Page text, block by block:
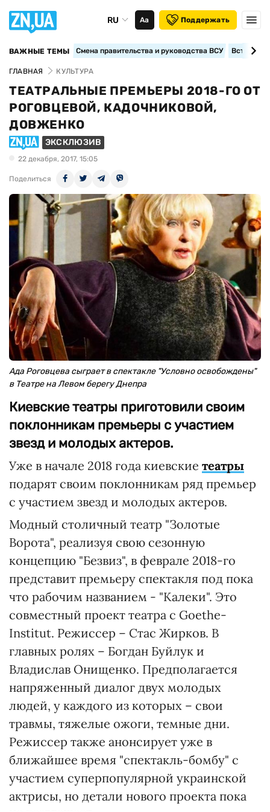
RU Аа Поддержать
ВАЖНЫЕ ТЕМЫ Смена правительства и руководства ВСУ
ГЛАВНАЯ КУЛЬТУРА
ТЕАТРАЛЬНЫЕ ПРЕМЬЕРЫ 2018-ГО ОТ
РОГОВЦЕВОЙ, КАДОЧНИКОВОЙ,
ДОВЖЕНКО
ЭКСКЛЮЗИВ
22 декабря, 2017, 15:05
Поделиться
Ада Роговцева сыграет в спектакле "Условно освобождены"
в Театре на Левом берегу Днепра
Киевские театры приготовили своим
поклонникам премьеры с участием
звезд и молодых актеров.
Уже в начале 2018 года киевские театры
подарят своим поклонникам ряд премьер
с участием звезд и молодых актеров.
Модный столичный театр "Золотые
Ворота", реализуя свою сезонную
концепцию "Безвиз", в феврале 2018-го
представит премьеру спектакля под пока
что рабочим названием - "Калеки". Это
совместный проект театра с Goethe-
Institut. Режиссер – Стас Жирков. В
главных ролях – Богдан Буйлук и
Владислав Онищенко. Предполагается
напряженный диалог двух молодых
людей, у каждого из которых – свои
травмы, тяжелые ожоги, темные дни.
Режиссер также анонсирует уже в
ближайшее время "спектакль-бомбу" с
участием суперпопулярной украинской
актрисы, но детали нового проекта пока